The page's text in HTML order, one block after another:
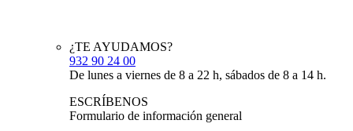
¿TE AYUDAMOS?
932 90 24 00
De lunes a viernes de 8 a 22 h, sábados de 8 a 14 h.
ESCRÍBENOS
Formulario de información general